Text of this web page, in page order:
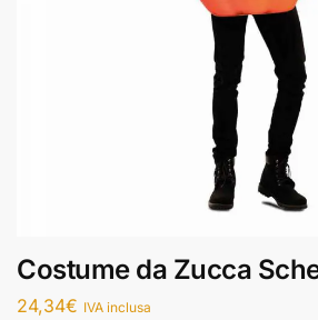
Costume da Zucca
24,34€ IVA inclusa